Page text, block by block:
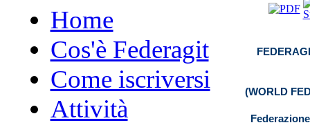
Home
Cos'è Federagit
Come iscriversi
Attività
(WORLD